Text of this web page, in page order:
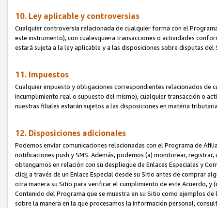
10. Ley aplicable y controversias
Cualquier controversia relacionada de cualquier forma con el
este instrumento), con cualesquiera transacciones o actividades
estará sujeta a la ley aplicable y a las disposiciones sobre disputas
11. Impuestos
Cualquier impuesto y obligaciones correspondientes relacionados de
incumplimiento real o supuesto del mismo), cualquier transacción o
nuestras filiales estarán sujetos a las disposiciones en materia
12. Disposiciones adicionales
Podemos enviar comunicaciones relacionadas con el Programa de
notificaciones push y SMS. Además, podemos (a) monitorear,
obtengamos en relación con su despliegue de Enlaces Especiales y
clicka través de un Enlace Especial desde su Sitio antes de comprar
otra manera su Sitio para verificar el cumplimiento de este Acuerdo,
Contenido del Programa que se muestra en su Sitio como ejemplos
sobre la manera en la que procesamos la información personal,